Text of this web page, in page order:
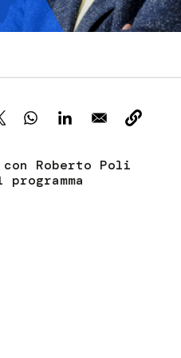
Servizi e
Contatti
Roberto Poli